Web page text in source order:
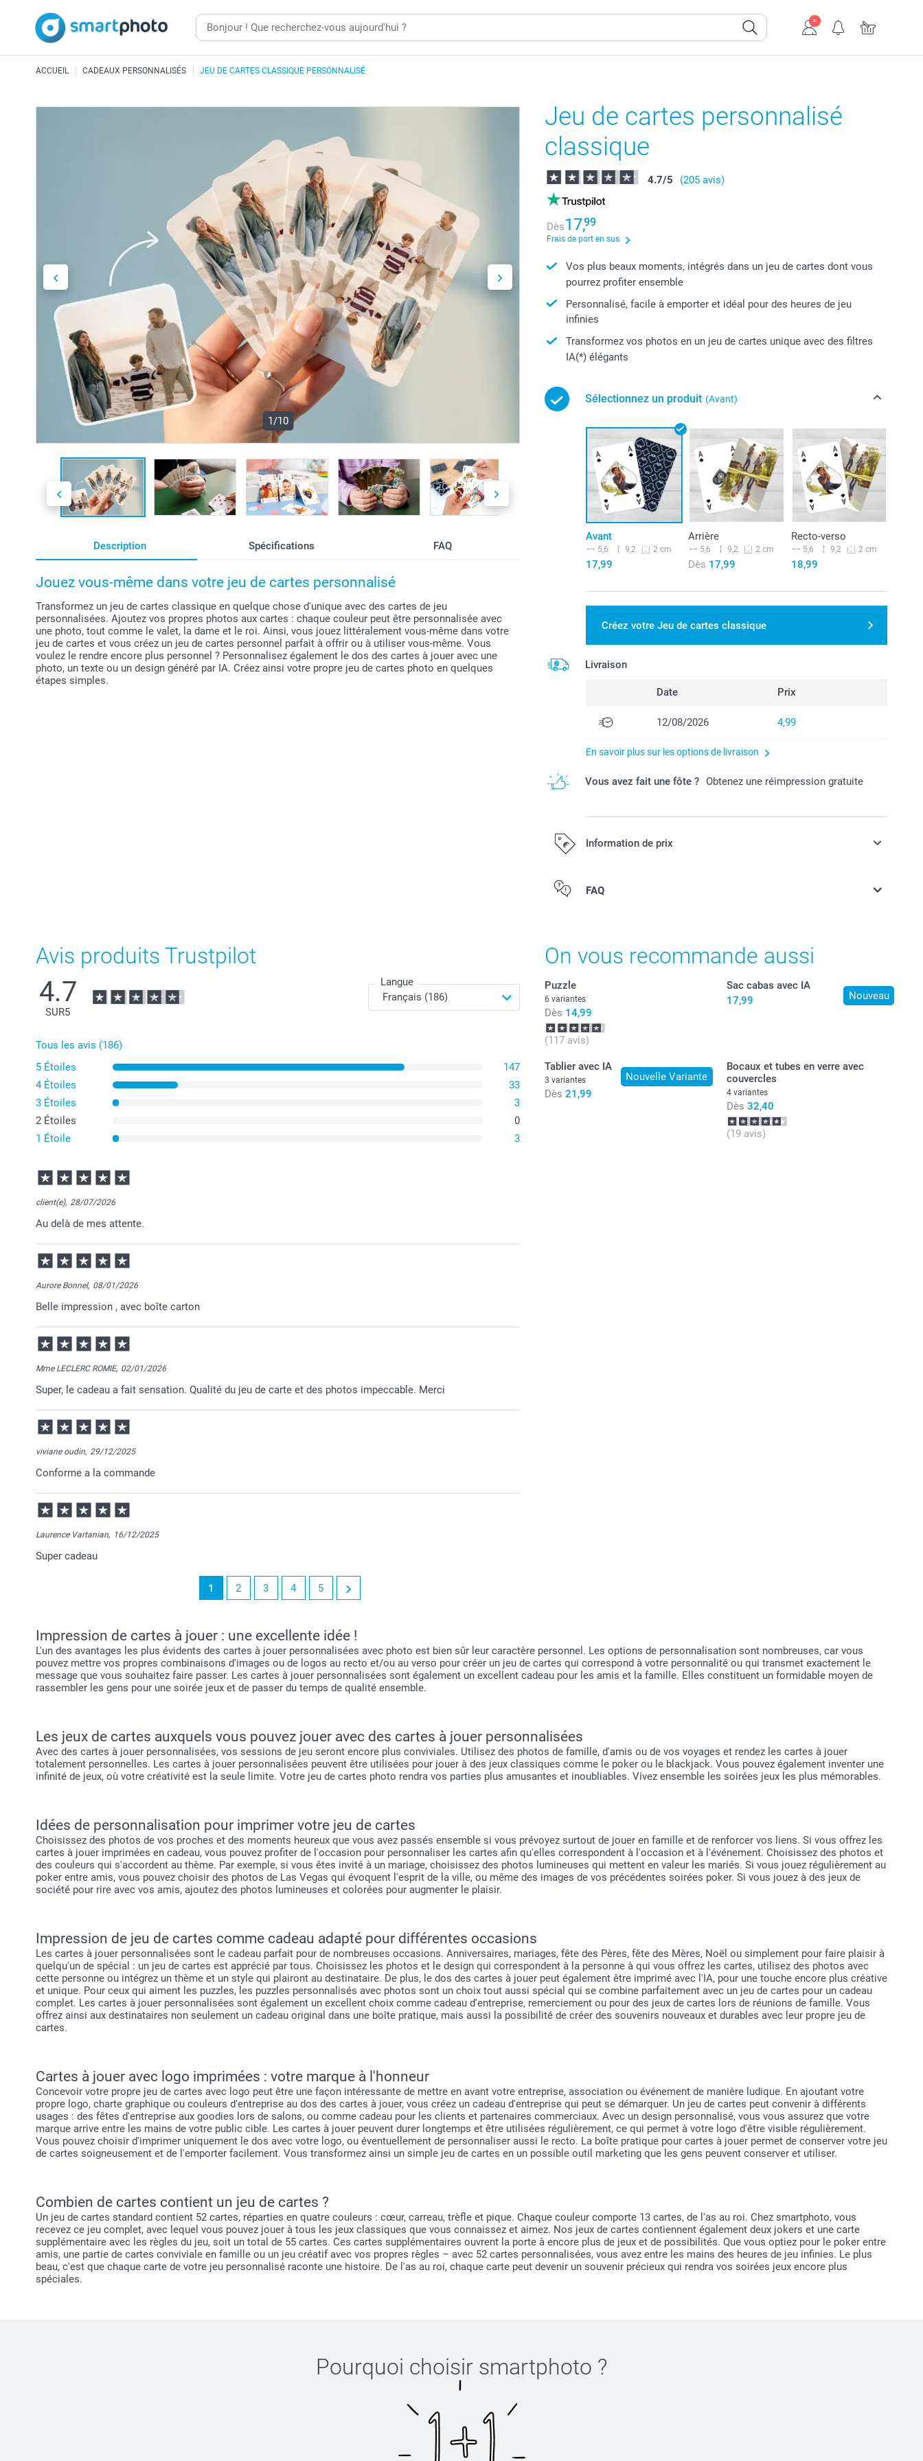
ACCUEIL CADEAUX PERSONNALISÉS JEU DE CARTES CLASSIQUE PERSONNALISÉ
1/10
Description Spécifications FAQ
Jouez vous-même dans votre jeu de cartes personnalisé
Transformez un jeu de cartes classique en quelque chose d'unique avec des cartes de jeu
personnalisées. Ajoutez vos propres photos aux cartes : chaque couleur peut être personnalisée avec
une photo, tout comme le valet, la dame et le roi. Ainsi, vous jouez littéralement vous-même dans votre
jeu de cartes et vous créez un jeu de cartes personnel parfait à offrir ou à utiliser vous-même. Vous
voulez le rendre encore plus personnel ? Personnalisez également le dos des cartes à jouer avec une
photo, un texte ou un design généré par IA. Créez ainsi votre propre jeu de cartes photo en quelques
étapes simples.
Jeu de cartes personnalisé
classique
4.7/5 (205 avis)
Dès17,99
Frais de port en sus
Vos plus beaux moments, intégrés dans un jeu de cartes dont vous
pourrez profiter ensemble
Personnalisé, facile à emporter et idéal pour des heures de jeu
infinies
Transformez vos photos en un jeu de cartes unique avec des filtres
IA(*) élégants
Sélectionnez un produit (Avant)
Avant
5,6 9,2 2 cm
17,99
Arrière
5,6 9,2 2 cm
Dès 17,99
Recto-verso
5,6 9,2 2 cm
18,99
Créez votre Jeu de cartes classique
Livraison
Date Prix
12/08/2026 4,99
En savoir plus sur les options de livraison
Vous avez fait une fôte ? Obtenez une réimpression gratuite
Information de prix
Tous les prix sont en EURO (€), TVA incluse et hors frais de port.
FAQ
Avis produits Trustpilot
4.7
SUR5
Langue
Tous les avis (186)
5 Étoiles
147
4 Étoiles
33
3 Étoiles
3
2 Étoiles
0
1 Étoile
3
client(e), 28/07/2026
Au delà de mes attente.
Aurore Bonnel, 08/01/2026
Belle impression , avec boîte carton
Mme LECLERC ROMIE, 02/01/2026
Super, le cadeau a fait sensation. Qualité du jeu de carte et des photos impeccable. Merci
viviane oudin, 29/12/2025
Conforme a la commande
Laurence Vartanian, 16/12/2025
Super cadeau
1 2 3 4 5
On vous recommande aussi
Puzzle
6 variantes
Dès 14,99
(117 avis)
Nouveau
Sac cabas avec IA
17,99
Nouvelle Variante
Tablier avec IA
3 variantes
Dès 21,99
Bocaux et tubes en verre avec
couvercles
4 variantes
Dès 32,40
(19 avis)
Impression de cartes à jouer : une excellente idée !
L'un des avantages les plus évidents des cartes à jouer personnalisées avec photo est bien sûr leur caractère personnel. Les options de personnalisation sont nombreuses, car vous
pouvez mettre vos propres combinaisons d'images ou de logos au recto et/ou au verso pour créer un jeu de cartes qui correspond à votre personnalité ou qui transmet exactement le
message que vous souhaitez faire passer. Les cartes à jouer personnalisées sont également un excellent cadeau pour les amis et la famille. Elles constituent un formidable moyen de
rassembler les gens pour une soirée jeux et de passer du temps de qualité ensemble.
Les jeux de cartes auxquels vous pouvez jouer avec des cartes à jouer personnalisées
Avec des cartes à jouer personnalisées, vos sessions de jeu seront encore plus conviviales. Utilisez des photos de famille, d'amis ou de vos voyages et rendez les cartes à jouer
totalement personnelles. Les cartes à jouer personnalisées peuvent être utilisées pour jouer à des jeux classiques comme le poker ou le blackjack. Vous pouvez également inventer une
infinité de jeux, où votre créativité est la seule limite. Votre jeu de cartes photo rendra vos parties plus amusantes et inoubliables. Vivez ensemble les soirées jeux les plus mémorables.
Idées de personnalisation pour imprimer votre jeu de cartes
Choisissez des photos de vos proches et des moments heureux que vous avez passés ensemble si vous prévoyez surtout de jouer en famille et de renforcer vos liens. Si vous offrez les
cartes à jouer imprimées en cadeau, vous pouvez profiter de l'occasion pour personnaliser les cartes afin qu'elles correspondent à l'occasion et à l'événement. Choisissez des photos et
des couleurs qui s'accordent au thème. Par exemple, si vous êtes invité à un mariage, choisissez des photos lumineuses qui mettent en valeur les mariés. Si vous jouez régulièrement au
poker entre amis, vous pouvez choisir des photos de Las Vegas qui évoquent l'esprit de la ville, ou même des images de vos précédentes soirées poker. Si vous jouez à des jeux de
société pour rire avec vos amis, ajoutez des photos lumineuses et colorées pour augmenter le plaisir.
Impression de jeu de cartes comme cadeau adapté pour différentes occasions
Les cartes à jouer personnalisées sont le cadeau parfait pour de nombreuses occasions. Anniversaires, mariages, fête des Pères, fête des Mères, Noël ou simplement pour faire plaisir à
quelqu'un de spécial : un jeu de cartes est apprécié par tous. Choisissez les photos et le design qui correspondent à la personne à qui vous offrez les cartes, utilisez des photos avec
cette personne ou intégrez un thème et un style qui plairont au destinataire. De plus, le dos des cartes à jouer peut également être imprimé avec l'IA, pour une touche encore plus créative
et unique. Pour ceux qui aiment les puzzles, les puzzles personnalisés avec photos sont un choix tout aussi spécial qui se combine parfaitement avec un jeu de cartes pour un cadeau
complet. Les cartes à jouer personnalisées sont également un excellent choix comme cadeau d'entreprise, remerciement ou pour des jeux de cartes lors de réunions de famille. Vous
offrez ainsi aux destinataires non seulement un cadeau original dans une boîte pratique, mais aussi la possibilité de créer des souvenirs nouveaux et durables avec leur propre jeu de
cartes.
Cartes à jouer avec logo imprimées : votre marque à l'honneur
Concevoir votre propre jeu de cartes avec logo peut être une façon intéressante de mettre en avant votre entreprise, association ou événement de manière ludique. En ajoutant votre
propre logo, charte graphique ou couleurs d'entreprise au dos des cartes à jouer, vous créez un cadeau d'entreprise qui peut se démarquer. Un jeu de cartes peut convenir à différents
usages : des fêtes d'entreprise aux goodies lors de salons, ou comme cadeau pour les clients et partenaires commerciaux. Avec un design personnalisé, vous vous assurez que votre
marque arrive entre les mains de votre public cible. Les cartes à jouer peuvent durer longtemps et être utilisées régulièrement, ce qui permet à votre logo d'être visible régulièrement.
Vous pouvez choisir d'imprimer uniquement le dos avec votre logo, ou éventuellement de personnaliser aussi le recto. La boîte pratique pour cartes à jouer permet de conserver votre jeu
de cartes soigneusement et de l'emporter facilement. Vous transformez ainsi un simple jeu de cartes en un possible outil marketing que les gens peuvent conserver et utiliser.
Combien de cartes contient un jeu de cartes ?
Un jeu de cartes standard contient 52 cartes, réparties en quatre couleurs : cœur, carreau, trèfle et pique. Chaque couleur comporte 13 cartes, de l'as au roi. Chez smartphoto, vous
recevez ce jeu complet, avec lequel vous pouvez jouer à tous les jeux classiques que vous connaissez et aimez. Nos jeux de cartes contiennent également deux jokers et une carte
supplémentaire avec les règles du jeu, soit un total de 55 cartes. Ces cartes supplémentaires ouvrent la porte à encore plus de jeux et de possibilités. Que vous optiez pour le poker entre
amis, une partie de cartes conviviale en famille ou un jeu créatif avec vos propres règles – avec 52 cartes personnalisées, vous avez entre les mains des heures de jeu infinies. Le plus
beau, c'est que chaque carte de votre jeu personnalisé raconte une histoire. De l'as au roi, chaque carte peut devenir un souvenir précieux qui rendra vos soirées jeux encore plus
spéciales.
Pourquoi choisir smartphoto ?